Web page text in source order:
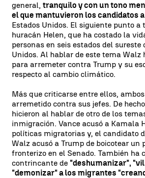
general, tranquilo y con un tono
el que mantuvieron los candidatos
Estados Unidos. El siguiente punto a
huracán Helen, que ha costado la
personas en seis estados del sureste
Unidos. Al hablar de este tema Walz
para arremeter contra Trump y su
respecto al cambio climático.
Más que criticarse entre ellos,
arremetido contra sus jefes. De
hicieron al hablar de otro de los
inmigración. Vance acusó a Kamala
políticas migratorias y, el candidato
Walz acusó a Trump de boicotear un
fronterizo en el Senado. También ha
contrincante de "deshumanizar",
"demonizar" a los migrantes